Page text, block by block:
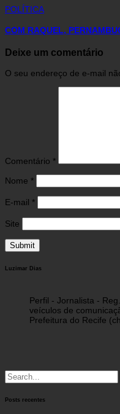
POLÍTICA
COM RAQUEL,
Deixe um comentário
O seu endereço de e-mail
Comentário *
Nome *
E-mail *
Site
Luzimar Dias
Perfil - Jornalista -
veículos de
Prefeitura do Recife
Search
for:
Posts recentes